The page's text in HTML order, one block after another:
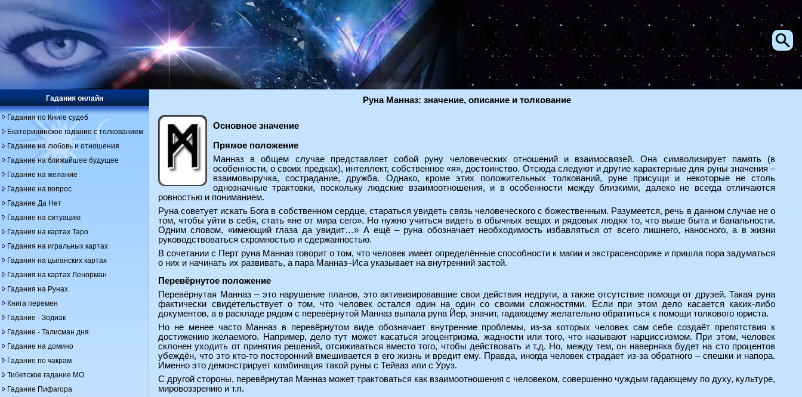
Руна Манназ: значение, описание и толкование
Основное значение
Прямое положение
Манназ в общем случае представляет собой руну человеческих отношений и взаимосвязей. Она символизирует память (в
особенности, о своих предках), интеллект, собственное «я», достоинство. Отсюда следуют и другие характерные для руны значения –
взаимовыручка, сострадание, дружба. Однако, кроме этих положительных толкований, руне присущи и некоторые не столь
однозначные трактовки, поскольку людские взаимоотношения, и в особенности между близкими, далеко не всегда отличаются
ровностью и пониманием.
Руна советует искать Бога в собственном сердце, стараться увидеть связь человеческого с божественным. Разумеется, речь в данном случае не о
том, чтобы уйти в себя, стать «не от мира сего». Но нужно учиться видеть в обычных вещах и рядовых людях то, что выше быта и банальности.
Одним словом, «имеющий глаза да увидит…» А ещё – руна обозначает необходимость избавляться от всего лишнего, наносного, а в жизни
руководствоваться скромностью и сдержанностью.
В сочетании с Перт руна Манназ говорит о том, что человек имеет определённые способности к магии и экстрасенсорике и пришла пора задуматься
о них и начинать их развивать, а пара Манназ–Иса указывает на внутренний застой.
Перевёрнутое положение
Перевёрнутая Манназ – это нарушение планов, это активизировавшие свои действия недруги, а также отсутствие помощи от друзей. Такая руна
фактически свидетельствует о том, что человек остался один на один со своими сложностями. Если при этом дело касается каких-либо
документов, а в раскладе рядом с перевёрнутой Манназ выпала руна Йер, значит, гадающему желательно обратиться к помощи толкового юриста.
Но не менее часто Манназ в перевёрнутом виде обозначает внутренние проблемы, из-за которых человек сам себе создаёт препятствия к
достижению желаемого. Например, дело тут может касаться эгоцентризма, жадности или того, что называют нарциссизмом. При этом, человек
склонен уходить от принятия решений, отсиживаться вместо того, чтобы действовать и т.д. Но, между тем, он наверняка будет на сто процентов
убеждён, что это кто-то посторонний вмешивается в его жизнь и вредит ему. Правда, иногда человек страдает из-за обратного – спешки и напора.
Именно это демонстрирует комбинация такой руны с Тейваз или с Уруз.
С другой стороны, перевёрнутая Манназ может трактоваться как взаимоотношения с человеком, совершенно чуждым гадающему по духу, культуре,
мировоззрению и т.п.
Гадания онлайн
Гадания по Книге судеб
Екатерининское гадание с толкованием
Гадание на любовь и отношения
Гадание на ближайшее будущее
Гадание на желание
Гадание на вопрос
Гадание Да Нет
Гадание на ситуацию
Гадания на картах Таро
Гадания на игральных картах
Гадания на цыганских картах
Гадания на картах Ленорман
Гадания на Рунах
Книга перемен
Гадание - Зодиак
Гадание - Талисман дня
Гадание на домино
Гадание по чакрам
Тибетское гадание МО
Гадание Пифагора